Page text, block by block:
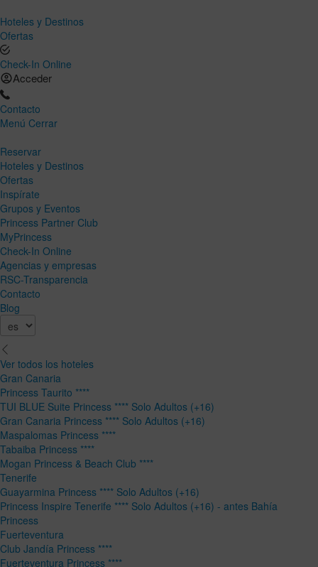
Hoteles y Destinos
Ofertas
Check-In Online
Acceder
Contacto
Menú Cerrar
Reservar
Hoteles y Destinos
Ofertas
Inspírate
Grupos y Eventos
Princess Partner Club
MyPrincess
Check-In Online
Agencias y empresas
RSC-Transparencia
Contacto
Blog
Ver todos los hoteles
Gran Canaria
Princess Taurito ****
TUI BLUE Suite Princess **** Solo Adultos (+16)
Gran Canaria Princess **** Solo Adultos (+16)
Maspalomas Princess ****
Tabaiba Princess ****
Mogan Princess & Beach Club ****
Tenerife
Guayarmina Princess **** Solo Adultos (+16)
Princess Inspire Tenerife **** Solo Adultos (+16) - antes Bahía
Princess
Fuerteventura
Club Jandía Princess ****
Fuerteventura Princess ****